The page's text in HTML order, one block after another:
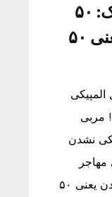
مربی مهاجر ژیمناستیک: ۵۰
سال المپیکی نشدن یعنی ۵۰
۵۰ سال المپیکی
مربی
المپیکی نشدن
مهاجر
ژیمناستیک: ۵۰ سال المپیکی نشدن یعنی ۵۰